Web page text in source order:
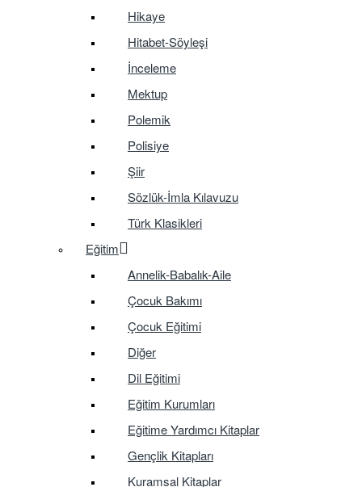
Hikaye
Hitabet-Söyleşi
İnceleme
Mektup
Polemik
Polisiye
Şiir
Sözlük-İmla Kılavuzu
Türk Klasikleri
Eğitim
Annelik-Babalık-Aile
Çocuk Bakımı
Çocuk Eğitimi
Diğer
Dil Eğitimi
Eğitim Kurumları
Eğitime Yardımcı Kitaplar
Gençlik Kitapları
Kuramsal Kitaplar